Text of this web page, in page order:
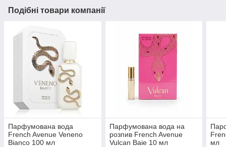
Подібні товари компанії
Парфумована вода
French Avenue Veneno
Bianco 100 мл
Парфумована вода на
розпив French Avenue
Vulcan Baie 10 мл
мл